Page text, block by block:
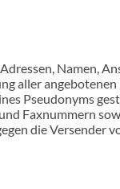
Namen,
aller
Pseudonyms
Faxnummern
die Versender